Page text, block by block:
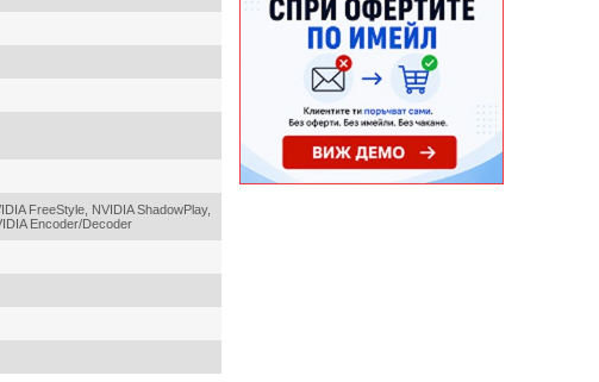
FreeStyle, NVIDIA ShadowPlay,
Encoder/Decoder